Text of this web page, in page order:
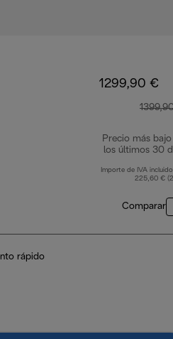
1299,90 €
Precio más bajo
los últimos 30
Importe de IVA
225,60 €
Comparar
rápido